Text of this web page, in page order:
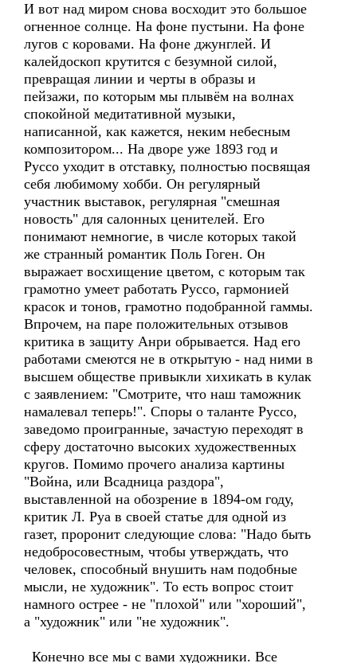
И вот над миром снова восходит это большое
огненное солнце. На фоне пустыни. На фоне
лугов с коровами. На фоне джунглей. И
калейдоскоп крутится с безумной силой,
превращая линии и черты в образы и
пейзажи, по которым мы плывём на волнах
спокойной медитативной музыки,
написанной, как кажется, неким небесным
композитором... На дворе уже 1893 год и
Руссо уходит в отставку, полностью посвящая
себя любимому хобби. Он регулярный
участник выставок, регулярная "смешная
новость" для салонных ценителей. Его
понимают немногие, в числе которых такой
же странный романтик Поль Гоген. Он
выражает восхищение цветом, с которым так
грамотно умеет работать Руссо, гармонией
красок и тонов, грамотно подобранной гаммы.
Впрочем, на паре положительных отзывов
критика в защиту Анри обрывается. Над его
работами смеются не в открытую - над ними в
высшем обществе привыкли хихикать в кулак
с заявлением: "Смотрите, что наш таможник
намалевал теперь!". Споры о таланте Руссо,
заведомо проигранные, зачастую переходят в
сферу достаточно высоких художественных
кругов. Помимо прочего анализа картины
"Война, или Всадница раздора",
выставленной на обозрение в 1894-ом году,
критик Л. Руа в своей статье для одной из
газет, проронит следующие слова: "Надо быть
недобросовестным, чтобы утверждать, что
человек, способный внушить нам подобные
мысли, не художник". То есть вопрос стоит
намного острее - не "плохой" или "хороший",
а "художник" или "не художник".
Конечно все мы с вами художники. Все